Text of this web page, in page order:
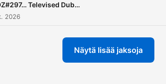
Televised Dub…
2026
Näytä lisää jaksoja